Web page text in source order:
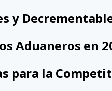
y
Aduaneros en
para la